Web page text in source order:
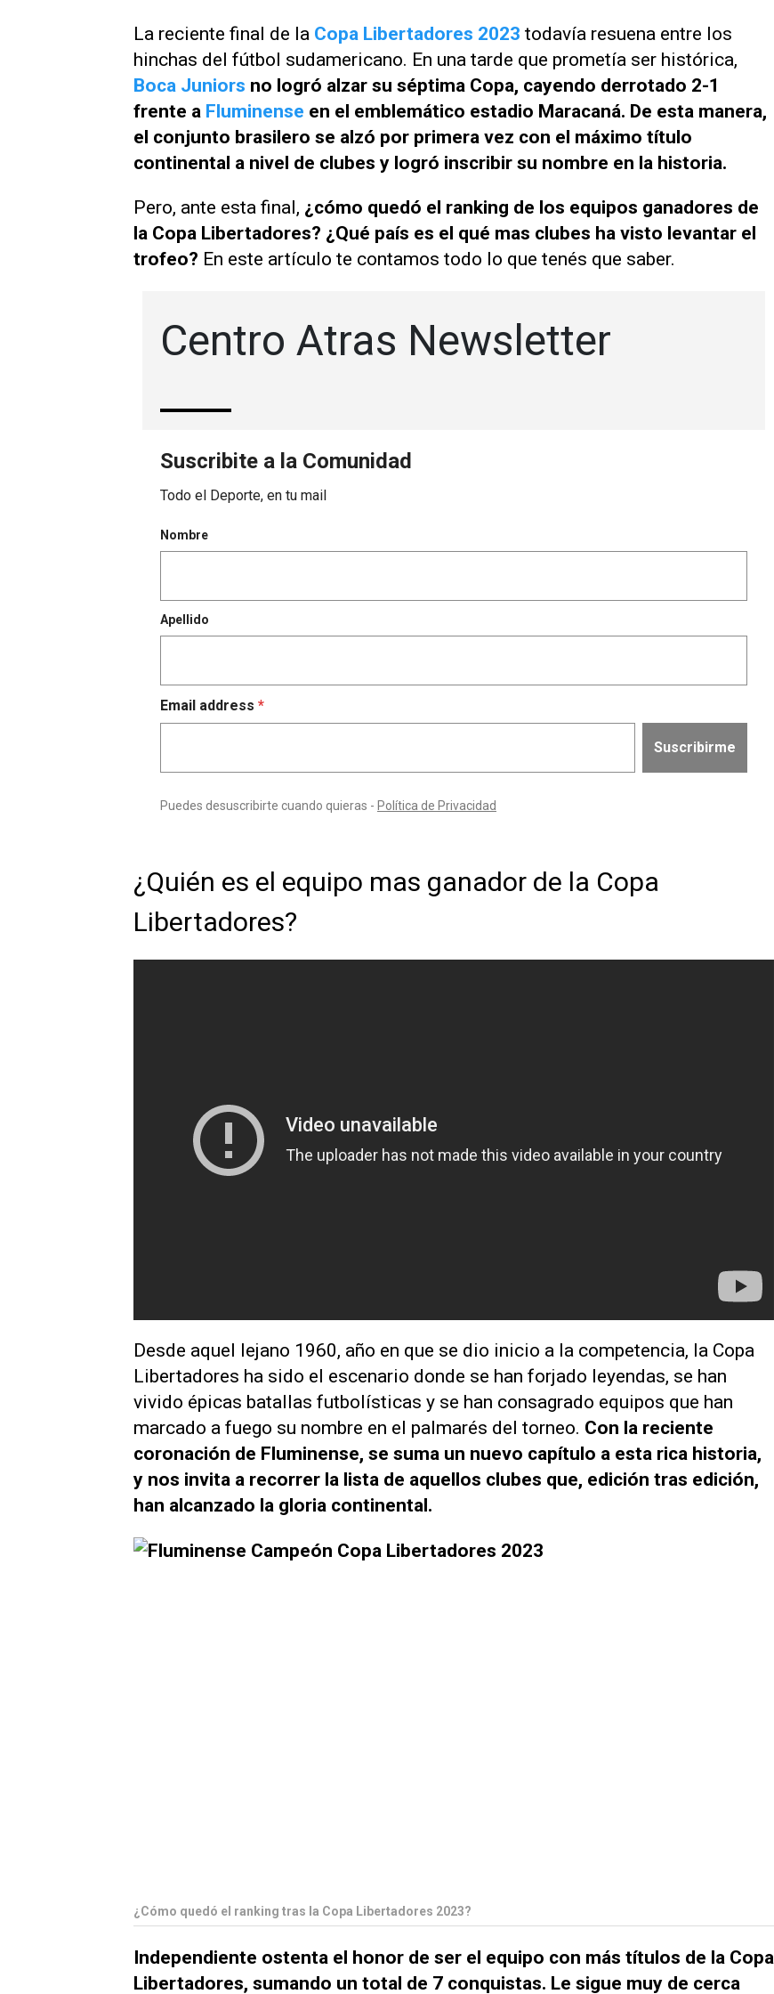
La reciente final de la Copa Libertadores 2023 todavía resuena entre los
hinchas del fútbol sudamericano. En una tarde que prometía ser histórica,
Boca Juniors no logró alzar su séptima Copa, cayendo derrotado 2-1
frente a Fluminense en el emblemático estadio Maracaná. De esta manera,
el conjunto brasilero se alzó por primera vez con el máximo título
continental a nivel de clubes y logró inscribir su nombre en la historia.
Pero, ante esta final, ¿cómo quedó el ranking de los equipos ganadores de
la Copa Libertadores? ¿Qué país es el qué mas clubes ha visto levantar el
trofeo? En este artículo te contamos todo lo que tenés que saber.
¿Quién es el equipo mas ganador de la Copa
Libertadores?
Desde aquel lejano 1960, año en que se dio inicio a la competencia, la Copa
Libertadores ha sido el escenario donde se han forjado leyendas, se han
vivido épicas batallas futbolísticas y se han consagrado equipos que han
marcado a fuego su nombre en el palmarés del torneo. Con la reciente
coronación de Fluminense, se suma un nuevo capítulo a esta rica historia,
y nos invita a recorrer la lista de aquellos clubes que, edición tras edición,
han alcanzado la gloria continental.
¿Cómo quedó el ranking tras la Copa Libertadores 2023?
Independiente ostenta el honor de ser el equipo con más títulos de la Copa
Libertadores, sumando un total de 7 conquistas. Le sigue muy de cerca